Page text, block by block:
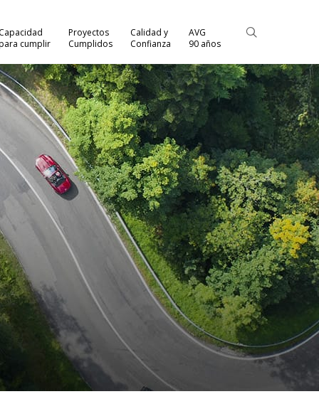
Capacidad
cumplir
Proyectos
Cumplidos
Calidad y
Confianza
AVG
90 años